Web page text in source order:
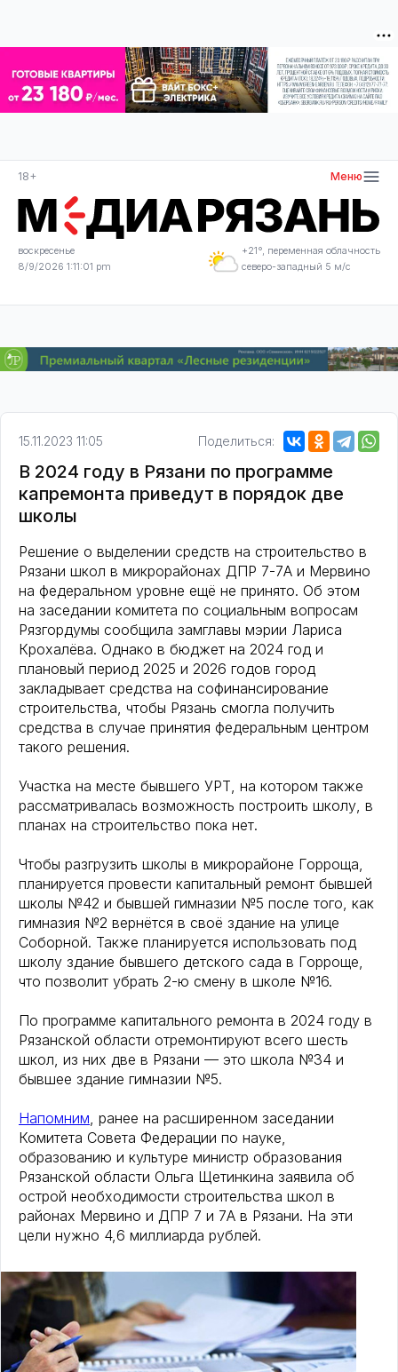
18+ Меню
воскресенье
8/9/2026 1:11:01 pm
+21°, переменная облачность
северо-западный 5 м/с
15.11.2023 11:05 Поделиться:
В 2024 году в Рязани по программе
капремонта приведут в порядок две
школы
Решение о выделении средств на строительство в
Рязани школ в микрорайонах ДПР 7-7А и Мервино
на федеральном уровне ещё не принято. Об этом
на заседании комитета по социальным вопросам
Рязгордумы сообщила замглавы мэрии Лариса
Крохалёва. Однако в бюджет на 2024 год и
плановый период 2025 и 2026 годов город
закладывает средства на софинансирование
строительства, чтобы Рязань смогла получить
средства в случае принятия федеральным центром
такого решения.
Участка на месте бывшего УРТ, на котором также
рассматривалась возможность построить школу, в
планах на строительство пока нет.
Чтобы разгрузить школы в микрорайоне Горроща,
планируется провести капитальный ремонт бывшей
школы №42 и бывшей гимназии №5 после того, как
гимназия №2 вернётся в своё здание на улице
Соборной. Также планируется использовать под
школу здание бывшего детского сада в Горроще,
что позволит убрать 2-ю смену в школе №16.
По программе капитального ремонта в 2024 году в
Рязанской области отремонтируют всего шесть
школ, из них две в Рязани — это школа №34 и
бывшее здание гимназии №5.
Напомним, ранее на расширенном заседании
Комитета Совета Федерации по науке,
образованию и культуре министр образования
Рязанской области Ольга Щетинкина заявила об
острой необходимости строительства школ в
районах Мервино и ДПР 7 и 7А в Рязани. На эти
цели нужно 4,6 миллиарда рублей.